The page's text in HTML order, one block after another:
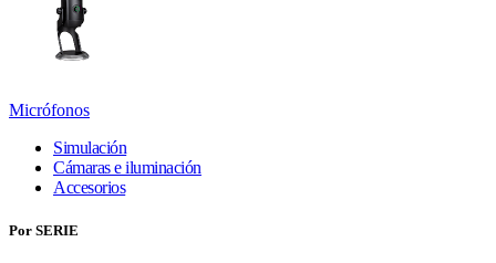
Micrófonos
Simulación
Cámaras e iluminación
Accesorios
Por SERIE